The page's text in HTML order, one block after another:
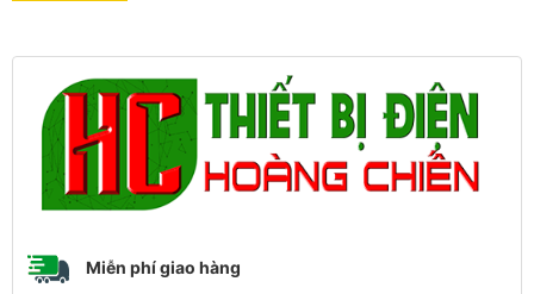
Miễn phí giao hàng